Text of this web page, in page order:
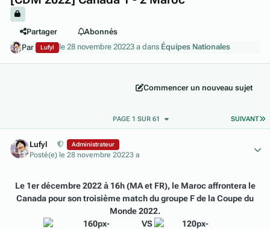
Partager
Abonnés
Par
Lufyl le 28 novembre 20223 a dans Équipes Nationales
Commencer un nouveau sujet
SUIVANT
PAGE 1 SUR 61
Lufyl Administrateur
Posté(e) le 28 novembre 20223 a
Le 1er décembre 2022 à 16h (MA et FR), le Maroc affrontera le
Canada pour sontroisième match du groupe F de la Coupe du
Monde 2022.
VS